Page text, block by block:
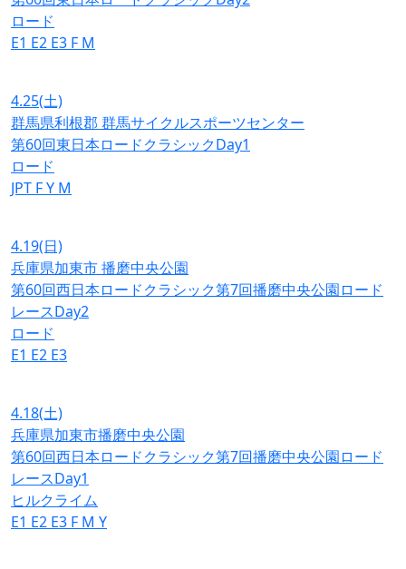
ロード
E1 E2 E3 F M
4.25(土)
群馬県利根郡 群馬サイクルスポーツセンター
第60回東日本ロードクラシックDay1
ロード
JPT FY M
4.19(日)
兵庫県加東市 播磨中央公園
第60回西日本ロードクラシック第7回播磨中央公園ロード
レースDay2
ロード
E1 E2 E3
4.18(土)
兵庫県加東市播磨中央公園
第60回西日本ロードクラシック第7回播磨中央公園ロード
レースDay1
ヒルクライム
E1 E2 E3 F M Y